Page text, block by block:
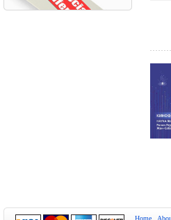
Home